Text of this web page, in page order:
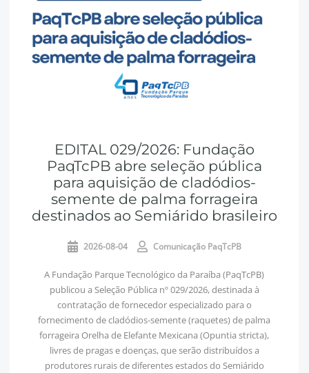
EDITAL 029/2026: Fundação
PaqTcPB abre seleção pública
para aquisição de cladódios-
semente de palma forrageira
destinados ao Semiárido brasileiro
2026-08-04 Comunicação PaqTcPB
A Fundação Parque Tecnológico da Paraíba (PaqTcPB)
publicou a Seleção Pública nº 029/2026, destinada à
contratação de fornecedor especializado para o
fornecimento de cladódios-semente (raquetes) de palma
forrageira Orelha de Elefante Mexicana (Opuntia stricta),
livres de pragas e doenças, que serão distribuídos a
produtores rurais de diferentes estados do Semiárido